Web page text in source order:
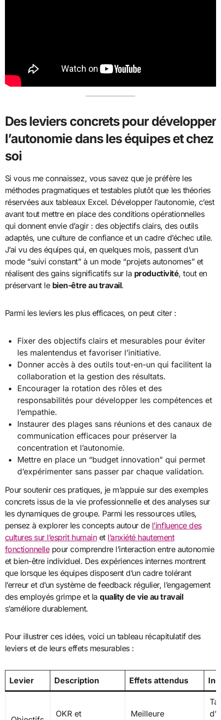
Des leviers concrets pour développer
l’autonomie dans les équipes et chez
soi
Si vous me connaissez, vous savez que je préfère les
méthodes pragmatiques et testables plutôt que les théories
réservées aux tableaux Excel. Développer l’autonomie, c’est
avant tout mettre en place des conditions opérationnelles
qui donnent envie d’agir : des objectifs clairs, des outils
adaptés, une culture de confiance et un cadre d’échec utile.
J’ai vu des équipes qui, en quelques mois, passent d’un
mode “suivi constant” à un mode “projets autonomes” et
réalisent des gains significatifs sur la productivité, tout en
préservant le bien-être au travail.
Parmi les leviers les plus efficaces, on peut citer :
Fixer des objectifs clairs et mesurables pour éviter
les malentendus et favoriser l’initiative.
Donner accès à des outils tout-en-un qui facilitent la
collaboration et la gestion des résultats.
Encourager la rotation des rôles et des
responsabilités pour développer les compétences et
l’empathie.
Instaurer des plages sans réunions et des canaux de
communication efficaces pour préserver la
concentration et l’autonomie.
Mettre en place un “budget innovation” qui permet
d’expérimenter sans passer par chaque validation.
Pour soutenir ces pratiques, je m’appuie sur des exemples
concrets issus de la vie professionnelle et des analyses sur
les dynamiques de groupe. Parmi les ressources utiles,
pensez à explorer les concepts autour de l’influence des
cultures sur l’esprit humainet l’anxiété hautement
fonctionnellepour comprendre l’interaction entre autonomie
et bien-être individuel. Des expériences internes montrent
que lorsque les équipes disposent d’un cadre tolérant
l’erreur et d’un système de feedback régulier, l’engagement
des employés grimpe et laquality de vie au travail
s’améliore durablement.
Pour illustrer ces idées, voici un tableau récapitulatif des
leviers et de leurs effets mesurables :
Levier Description Effets attendus
OKR et Meilleure